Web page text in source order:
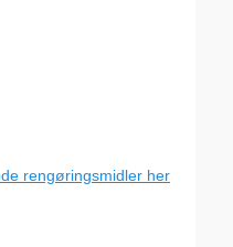
rengøringsmidler her